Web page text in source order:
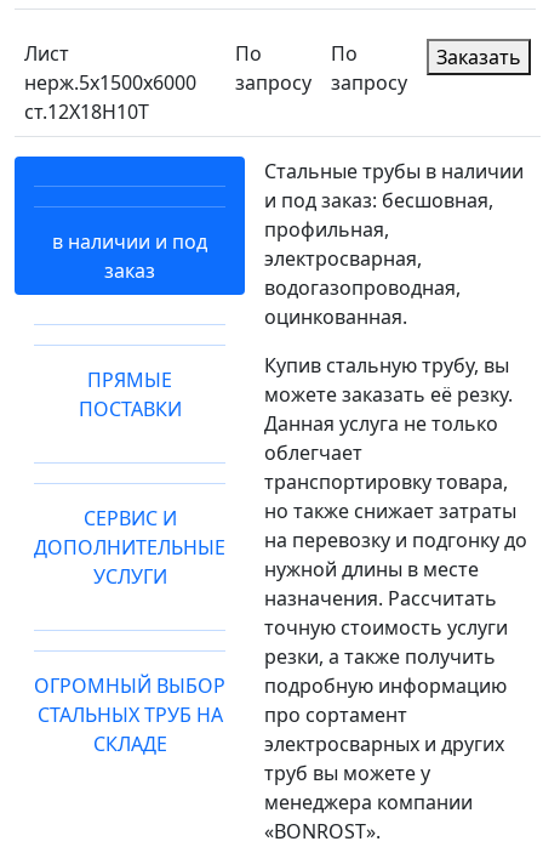
Лист
нерж.5х1500х6000
ст.12Х18Н10Т
По
запросу
По
запросу
Заказать
в наличии и под
заказ
ПРЯМЫЕ
ПОСТАВКИ
СЕРВИС И
ДОПОЛНИТЕЛЬНЫЕ
УСЛУГИ
ОГРОМНЫЙ ВЫБОР
СТАЛЬНЫХ ТРУБ НА
СКЛАДЕ
Стальные трубы в наличии
и под заказ: бесшовная,
профильная,
электросварная,
водогазопроводная,
оцинкованная.
Купив стальную трубу, вы
можете заказать её резку.
Данная услуга не только
облегчает
транспортировку товара,
но также снижает затраты
на перевозку и подгонку до
нужной длины в месте
назначения. Рассчитать
точную стоимость услуги
резки, а также получить
подробную информацию
про сортамент
электросварных и других
труб вы можете у
менеджера компании
«BONROST».